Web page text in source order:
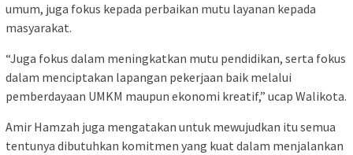
umum, juga fokus kepada perbaikan mutu layanan kepada
masyarakat.
“Juga fokus dalam meningkatkan mutu pendidikan, serta fokus
dalam menciptakan lapangan pekerjaan baik melalui
pemberdayaan UMKM maupun ekonomi kreatif,” ucap Walikota.
Amir Hamzah juga mengatakan untuk mewujudkan itu semua
tentunya dibutuhkan komitmen yang kuat dalam menjalankan